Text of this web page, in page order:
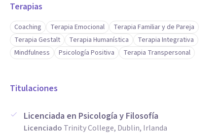
Terapias
Coaching Terapia Emocional
Terapia Familiar y de Pareja
Terapia Gestalt
Terapia Humanística
Terapia Integrativa
Mindfulness
Psicología Positiva Terapia Transpersonal
Titulaciones
Licenciada en Psicología y Filosofía
Licenciado Trinity College, Dublin, Irlanda